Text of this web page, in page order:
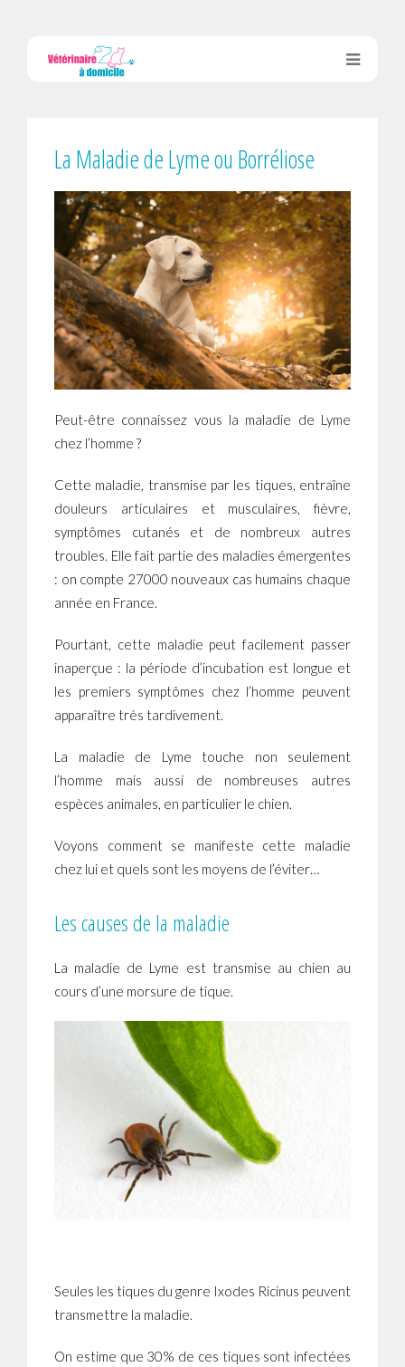
La Maladie de Lyme ou Borréliose
Peut-être connaissez vous la maladie de Lyme
chez l’homme ?
Cette maladie, transmise par les tiques, entraîne
douleurs articulaires et musculaires, fièvre,
symptômes cutanés et de nombreux autres
troubles. Elle fait partie des maladies émergentes
: on compte 27000 nouveaux cas humains chaque
année en France.
Pourtant, cette maladie peut facilement passer
inaperçue : la période d’incubation est longue et
les premiers symptômes chez l’homme peuvent
apparaître très tardivement.
La maladie de Lyme touche non seulement
l’homme mais aussi de nombreuses autres
espèces animales, en particulier le chien.
Voyons comment se manifeste cette maladie
chez lui et quels sont les moyens de l’éviter…
Les causes de la maladie
La maladie de Lyme est transmise au chien au
cours d’une morsure de tique.
Seules les tiques du genre Ixodes Ricinus peuvent
transmettre la maladie.
On estime que 30% de ces tiques sont infectées